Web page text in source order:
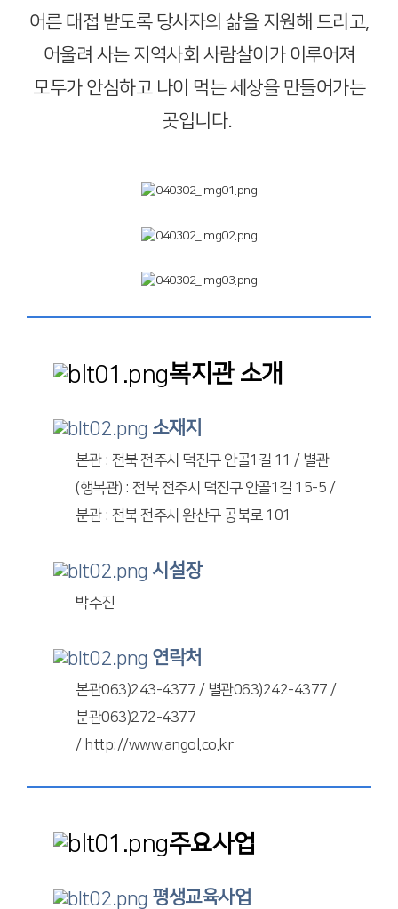
어른 대접 받도록 당사자의 삶을 지원해 드리고,
어울려 사는 지역사회 사람살이가 이루어져
모두가 안심하고 나이 먹는 세상을 만들어가는
곳입니다.
복지관 소개
소재지
본관 : 전북 전주시 덕진구 안골1길 11 / 별관
(행복관) : 전북 전주시 덕진구 안골1길 15-5 /
분관 : 전북 전주시 완산구 공북로 101
시설장
박수진
연락처
본관063)243-4377 / 별관063)242-4377 /
분관063)272-4377
/ http://www.angol.co.kr
주요사업
평생교육사업